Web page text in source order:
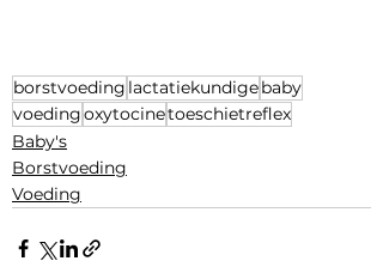
borstvoeding lactatiekundigebaby
voedingoxytocinetoeschietreflex
Baby's
Borstvoeding
Voeding